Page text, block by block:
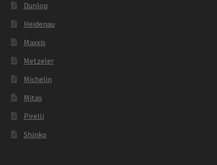
Dunlop
Heidenau
Maxxis
Metzeler
Michelin
Mitas
Pirelli
Shinko